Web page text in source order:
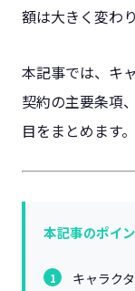
額は大きく変わり
本記事では、キ
契約の主要条項
目をまとめます。
本記事のポイ
キャラク